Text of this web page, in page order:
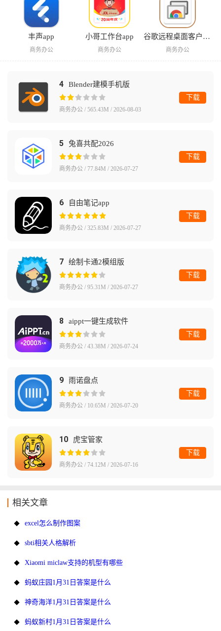
丰声app
商务办公
小哥工作台app
商务办公
谷歌远程桌面客户端安卓版
商务办公
4 Blender建模手机版
商务办公 / 565.43M / 2026-08-03
下载
5 兔喜共配2026
商务办公 / 77.84M / 2026-07-27
下载
6 自由笔记app
商务办公 / 325.83M / 2026-07-27
下载
7 绘制卡通2模组版
商务办公 / 95.31M / 2026-07-27
下载
8 aippt一键生成软件
商务办公 / 43.38M / 2026-07-24
下载
9 雨诺盘点
商务办公 / 10.65M / 2026-07-20
下载
10 虎宝管家
商务办公 / 74.12M / 2026-07-16
下载
相关文章
excel怎么制作图案
sbti相关人格解析
Xiaomi miclaw支持的机型有哪些
蚂蚁庄园1月31日答案是什么
神奇海洋1月31日答案是什么
蚂蚁新村1月31日答案是什么